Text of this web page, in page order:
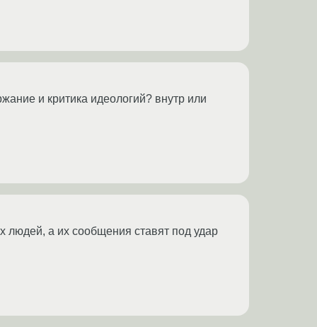
и критика идеологий? внутр или
людей, а их сообщения ставят под удар